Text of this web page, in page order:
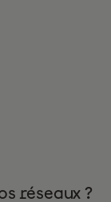
réseaux ?